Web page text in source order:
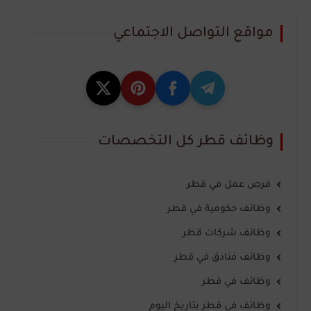
مواقع التواصل الاجتماعي
وظائف قطر كل التخصصات
فرص عمل في قطر
وظائف حكومية في قطر
وظائف شركات قطر
وظائف فنادق في قطر
وظائف في قطر
وظائف في قطر بتاريخ اليوم